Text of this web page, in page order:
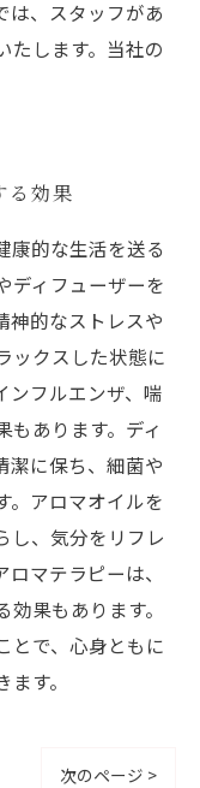
は、スタッフがあ
たします。当社の
る効果
康的な生活を送る
ディフューザーを
神的なストレスや
ックスした状態に
ンフルエンザ、喘
もあります。ディ
潔に保ち、細菌や
。アロマオイルを
し、気分をリフレ
マテラピーは、
果もあります。
とで、心身ともに
す。
次のページ >